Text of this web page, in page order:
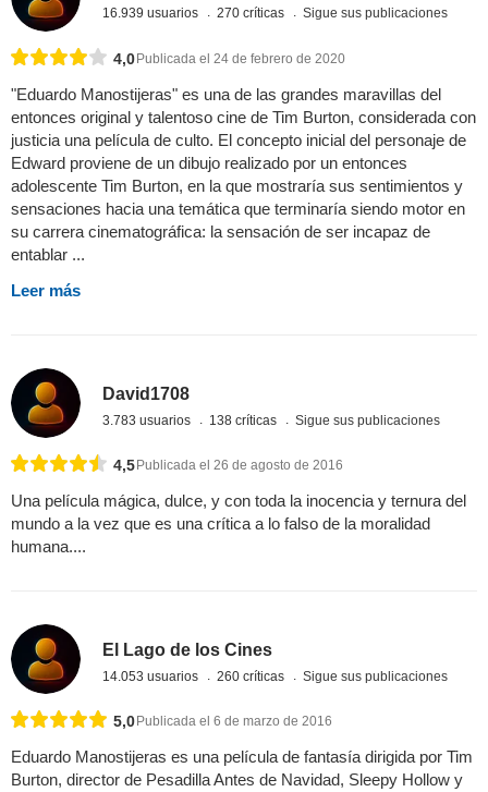
16.939 usuarios 270 críticas Sigue sus publicaciones
4,0 Publicada el 24 de febrero de 2020
"Eduardo Manostijeras" es una de las grandes maravillas del
entonces original y talentoso cine de Tim Burton, considerada con
justicia una película de culto. El concepto inicial del personaje de
Edward proviene de un dibujo realizado por un entonces
adolescente Tim Burton, en la que mostraría sus sentimientos y
sensaciones hacia una temática que terminaría siendo motor en
su carrera cinematográfica: la sensación de ser incapaz de
entablar ...
Leer más
David1708
3.783 usuarios 138 críticas Sigue sus publicaciones
4,5 Publicada el 26 de agosto de 2016
Una película mágica, dulce, y con toda la inocencia y ternura del
mundo a la vez que es una crítica a lo falso de la moralidad
humana....
El Lago de los Cines
14.053 usuarios 260 críticas Sigue sus publicaciones
5,0 Publicada el 6 de marzo de 2016
Eduardo Manostijeras es una película de fantasía dirigida por Tim
Burton, director de Pesadilla Antes de Navidad, Sleepy Hollow y